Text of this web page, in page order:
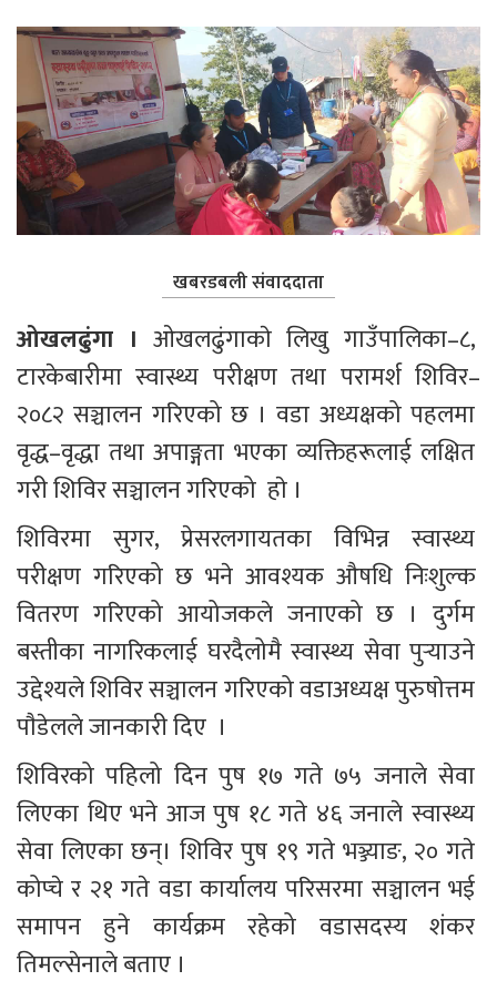
खबरडबली संवाददाता
ओखलढुंगा । ओखलढुंगाकाे लिखु गाउँपालिका–८,
टारकेबारीमा स्वास्थ्य परीक्षण तथा परामर्श शिविर–
२०८२ सञ्चालन गरिएको छ । वडा अध्यक्षको पहलमा
वृद्ध–वृद्धा तथा अपाङ्गता भएका व्यक्तिहरूलाई लक्षित
गरी शिविर सञ्चालन गरिएको  हाे ।
शिविरमा सुगर, प्रेसरलगायतका विभिन्न स्वास्थ्य
परीक्षण गरिएको छ भने आवश्यक औषधि निःशुल्क
वितरण गरिएको आयोजकले जनाएको छ । दुर्गम
बस्तीका नागरिकलाई घरदैलोमै स्वास्थ्य सेवा पुर्‍याउने
उद्देश्यले शिविर सञ्चालन गरिएको वडाअध्यक्ष पुरुषाेत्तम
पाैडेलले जानकारी दिए  ।
शिविरको पहिलो दिन पुष १७ गते ७५ जनाले सेवा
लिएका थिए भने आज पुष १८ गते ४६ जनाले स्वास्थ्य
सेवा लिएका छन्। शिविर पुष १९ गते भञ्ज्याङ, २० गते
कोप्चे र २१ गते वडा कार्यालय परिसरमा सञ्चालन भई
समापन हुने कार्यक्रम रहेको वडासदस्य शंकर
तिमल्सेनाले बताए ।